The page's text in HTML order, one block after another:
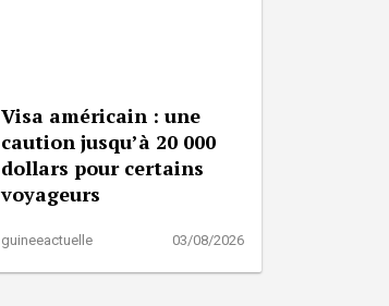
Visa américain : une
caution jusqu’à 20 000
dollars pour certains
voyageurs
guineeactuelle 03/08/2026